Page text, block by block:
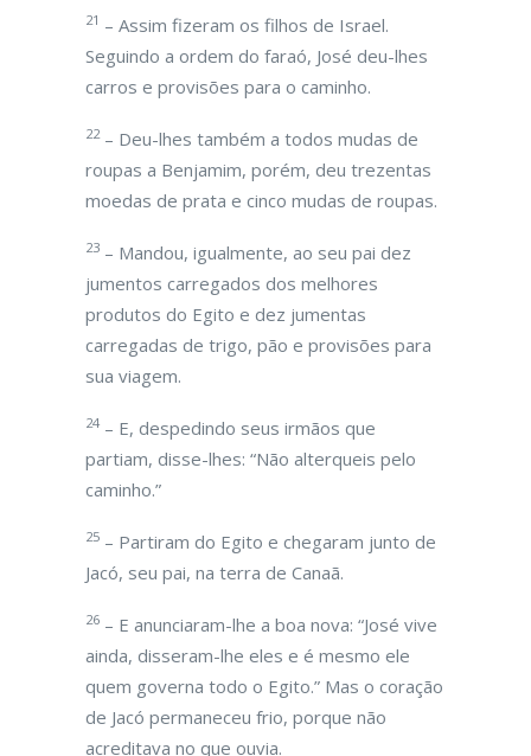
21 – Assim fizeram os filhos de Israel.
Seguindo a ordem do faraó, José deu-lhes
carros e provisões para o caminho.
22– Deu-lhes também a todos mudas de
roupas a Benjamim, porém, deu trezentas
moedas de prata e cinco mudas de roupas.
23 – Mandou, igualmente, ao seu pai dez
jumentos carregados dos melhores
produtos do Egito e dez jumentas
carregadas de trigo, pão e provisões para
sua viagem.
24 – E, despedindo seus irmãos que
partiam, disse-lhes: “Não alterqueis pelo
caminho.”
25 – Partiram do Egito e chegaram junto de
Jacó, seu pai, na terra de Canaã.
26 – E anunciaram-lhe a boa nova: “José vive
ainda, disseram-lhe eles e é mesmo ele
quem governa todo o Egito.” Mas o coração
de Jacó permaneceu frio, porque não
acreditava no que ouvia.